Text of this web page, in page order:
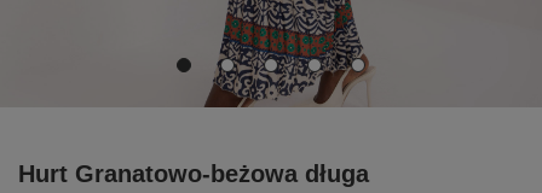
Hurt Granatowo-beżowa długa